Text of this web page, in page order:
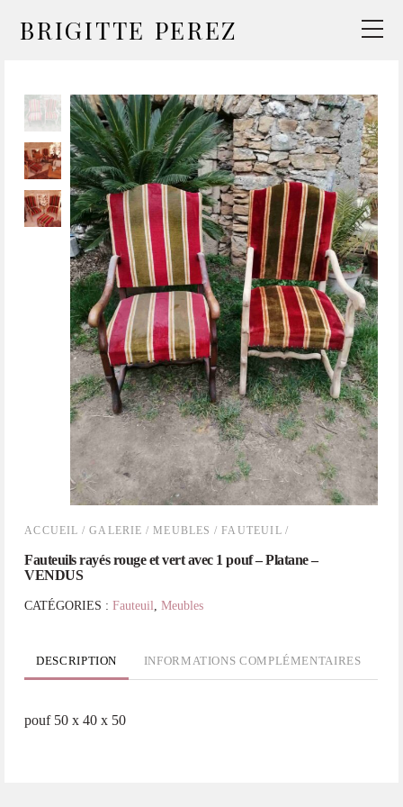
BRIGITTE PEREZ
ACCUEIL /GALERIE /MEUBLES /FAUTEUIL/
Fauteuils rayés rouge et vert avec 1 pouf – Platane –
VENDUS
CATÉGORIES :Fauteuil ,Meubles
DESCRIPTION INFORMATIONS COMPLÉMENTAIRES
pouf 50 x 40 x 50